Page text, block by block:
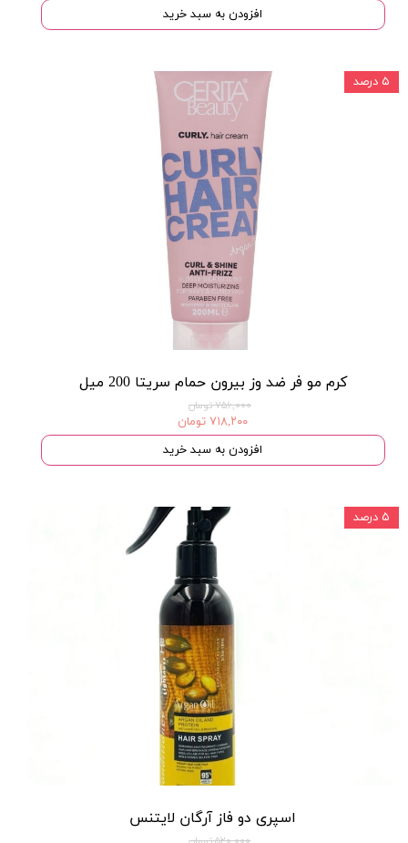
افزودن به سبد خرید
کرم مو فر ضد وز بیرون حمام سریتا 200 میل
۷۵۶,۰۰۰ تومان
۷۱۸,۲۰۰ تومان
افزودن به سبد خرید
۵ درصد
اسپری دو فاز آرگان لایتنس
۵ درصد